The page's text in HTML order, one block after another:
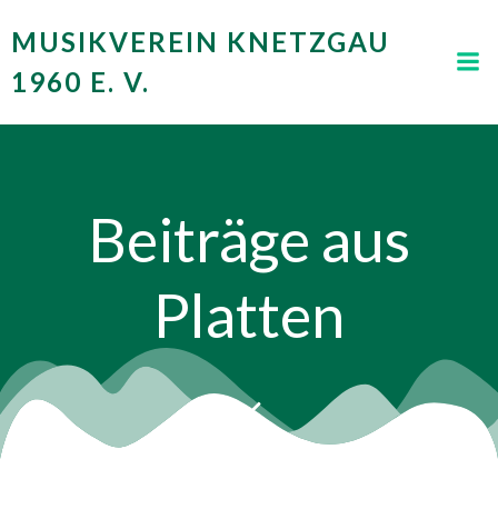
Inhalt
MUSIKVEREIN KNETZGAU
1960 E. V.
Beiträge aus
Platten